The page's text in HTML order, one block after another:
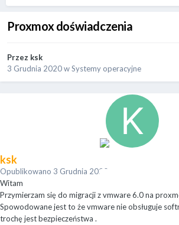
Proxmox doświadczenia
Przez ksk
3 Grudnia 2020wSystemy operacyjne
ksk
Opublikowano 3 Grudnia 2020
Witam
Przymierzam się do migracji z vmware 6.0 na
Spowodowane jest to że vmware nie obsługuje
trochę jest bezpieczeństwa .